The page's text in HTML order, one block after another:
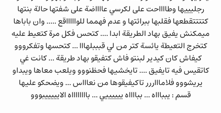
رجليييها وطااااحت على لكرسي عااااضة على شفتها حالة بنتها
كتتتتقطعها فقلبها ببرائتها و عدم فهمما للواااااقع ..... وان باباها
ميمكنش يفيق بهاد الطريقة ابدا .... كتحس فكل مرة كتعيط عليه
كتخرج التعيطة يائسة كتر من لي قبببلهااا ... كتحسها وتفكرووو
كيفاش كان كيدير لبنتو فاش كتفيقو بهاد طريقة ... كانت غي
كاتقيس فيه تايفيق .... تايخشيها فحظنووو ويلعب معاها ويبداو
يريشووو فلاماااررر تاكيفيقوها من نعاااس ... ويضحكو عليها
قسم : يبباااه ... ببااااه ييييييي ... بااااااااه الايييييبووو